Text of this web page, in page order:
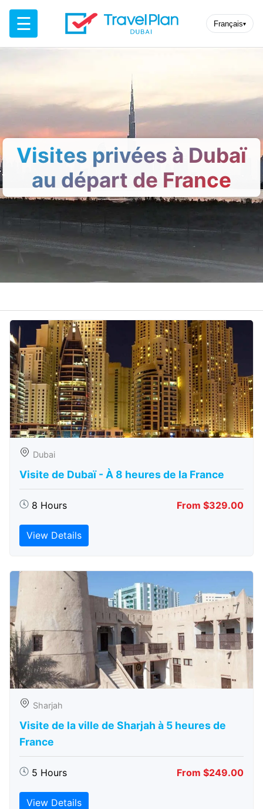
☰ Français▾
Visites privées à Dubaï
au départ de France
Dubai
Visite de Dubaï - À 8 heures de la France
8 Hours From $329.00
View Details
Sharjah
Visite de la ville de Sharjah à 5 heures de
France
5 Hours From $249.00
View Details